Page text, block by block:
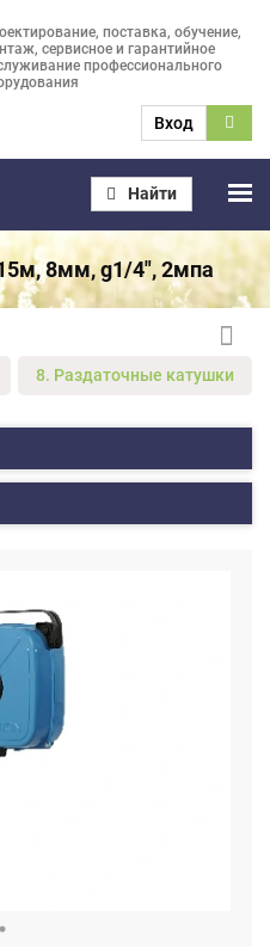
поставка, обучение,
сервисное и гарантийное
профессионального
Вход
Найти
8мм, g1/4", 2мпа
8. Раздаточные катушки